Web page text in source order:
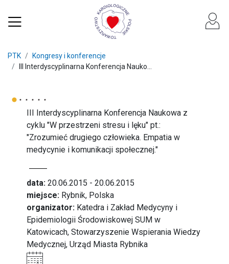
PTK
Kongresy i konferencje
III Interdyscyplinarna Konferencja Nauko...
III Interdyscyplinarna Konferencja Naukowa z
cyklu "W przestrzeni stresu i lęku" pt.:
"Zrozumieć drugiego człowieka. Empatia w
medycynie i komunikacji społecznej."
data: 20.06.2015 - 20.06.2015
miejsce: Rybnik, Polska
organizator: Katedra i Zakład Medycyny i
Epidemiologii Środowiskowej SUM w
Katowicach, Stowarzyszenie Wspierania Wiedzy
Medycznej, Urząd Miasta Rybnika